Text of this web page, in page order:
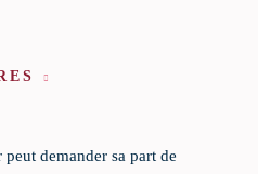
demander sa part de